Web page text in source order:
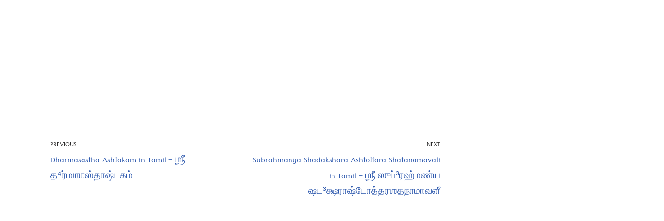
PREVIOUS
Dharmasastha Ashtakam in Tamil – ஶ்ரீ
த⁴ர்மஶாஸ்தாஷ்டகம்
NEXT
Subrahmanya Shadakshara Ashtottara Shatanamavali
in Tamil – ஶ்ரீ ஸுப்³ரஹ்மண்ய
ஷட³க்ஷராஷ்டோத்தரஶதநாமாவளீ